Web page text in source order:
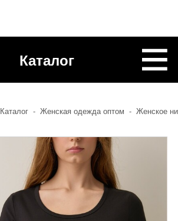
Каталог
Каталог - Женская одежда оптом - Женское